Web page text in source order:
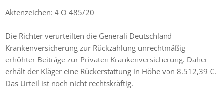
Aktenzeichen: 4 O 485/20
Die Richter verurteilten die Generali Deutschland
Krankenversicherung zur Rückzahlung unrechtmäßig
erhöhter Beiträge zur Privaten Krankenversicherung. Daher
erhält der Kläger eine Rückerstattung in Höhe von 8.512,39 €.
Das Urteil ist noch nicht rechtskräftig.